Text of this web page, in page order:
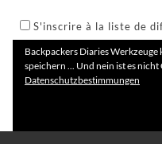
S'inscrire à la liste de
Backpackers Diaries
speichern ... Und nein ist es nicht
Datenschutzbestimmungen